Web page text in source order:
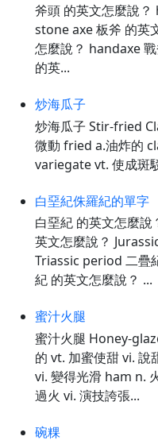
斧頭 的英文怎麼說
stone axe 板斧 的英
怎麼說？ handaxe
的英...
炒海瓜子
炒海瓜子 Stir-fried
微動 fried a.油炸的
variegate vt. 使成斑
白堊紀侏羅紀的單字
白堊紀 的英文怎麼
英文怎麼說？
Triassic period 二疊
紀 的英文怎麼說？ ...
蜜汁火腿
蜜汁火腿 Honey-
的 vt. 加蜜使甜 vi. 說
vi. 變得光滑 ham n.
過火 vi. 演技誇張...
碗粿